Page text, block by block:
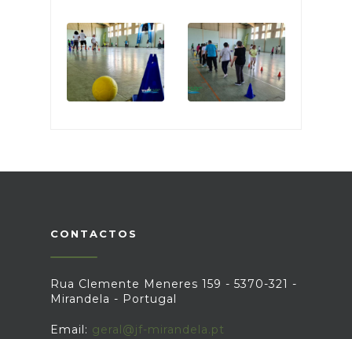
CONTACTOS
Rua Clemente Meneres 159 - 5370-321 -
Mirandela - Portugal
Email: geral@jf-mirandela.pt